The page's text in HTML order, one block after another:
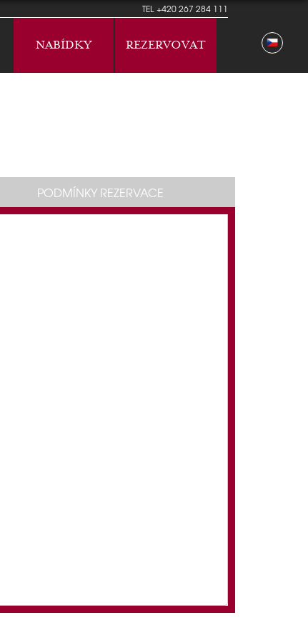
TEL+420 267 284 111
NABÍDKY REZERVOVAT
PODMÍNKY REZERVACE